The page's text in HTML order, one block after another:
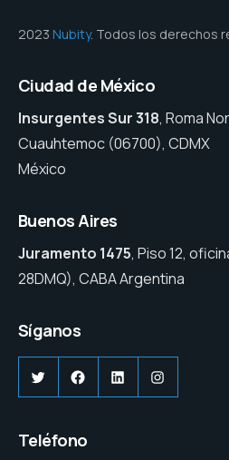
2023 Nubity. Todos los derechos
Ciudad de México
Insurgentes Sur 318, Roma
Cuauhtemoc (06700), CDMX
México
Buenos Aires
Juramento 1475, Piso 12,
28DMQ), CABA Argentina
Síganos
TwitterFacebook
LinkedInInstagram
Teléfono